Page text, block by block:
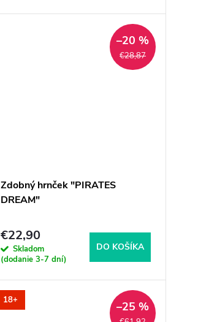
€28,87
–20 %
Zdobný hrnček "PIRATES
DREAM"
€22,90
Skladom
(dodanie 3-7 dní)
DO KOŠÍKA
18+ –25 %